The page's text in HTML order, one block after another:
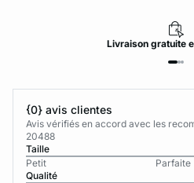
Livraisongratuite
{0} avis clientes
Avis vérifiés en accord avec les
20488
Taille
Petit
Parfaite
Qualité